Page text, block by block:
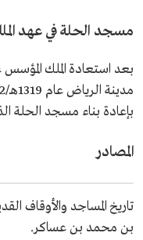
مسجد الحلة في عهد
بعد استعادة الملك
بإعادة بناء مسجد الحلة
المصادر
بن محمد بن عساكر.